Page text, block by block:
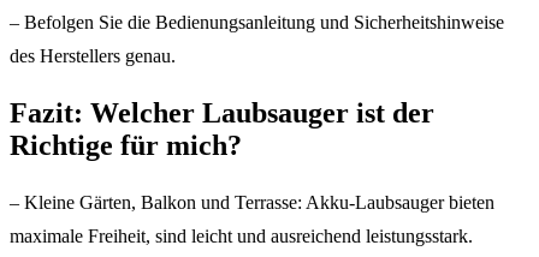
– Befolgen Sie die Bedienungsanleitung und Sicherheitshinweise
des Herstellers genau.
Fazit: Welcher Laubsauger ist der
Richtige für mich?
– Kleine Gärten, Balkon und Terrasse: Akku-Laubsauger bieten
maximale Freiheit, sind leicht und ausreichend leistungsstark.